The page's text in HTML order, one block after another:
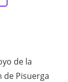
de la
de Pisuerga